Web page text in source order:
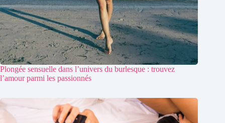
Plongée sensuelle dans l’univers du burlesque : trouvez
l’amour parmi les passionnés